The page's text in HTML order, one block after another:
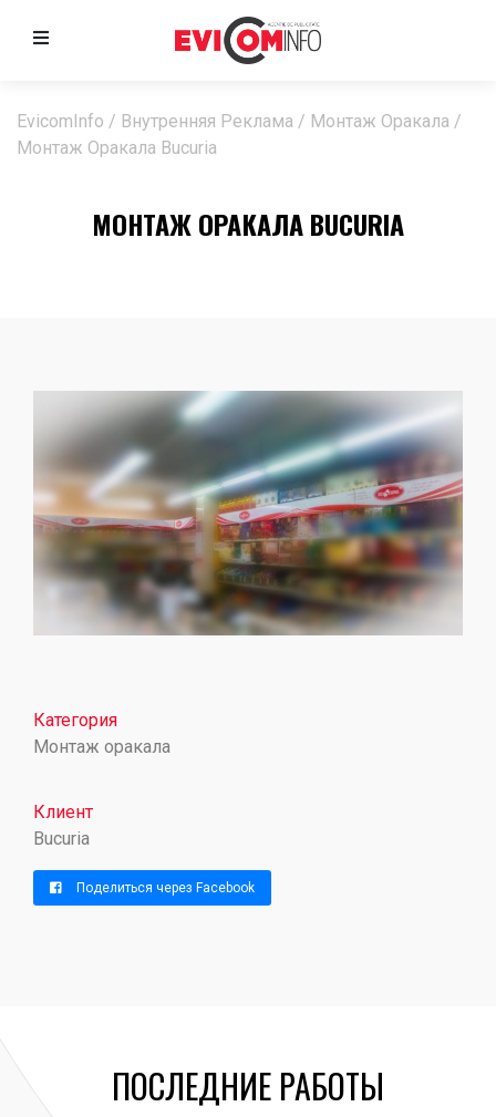
EvicomInfo / Внутренняя Реклама / Монтаж Оракала /
Монтаж Оракала Bucuria
МОНТАЖ ОРАКАЛА BUCURIA
Категория
Монтаж оракала
Клиент
Bucuria
Поделиться через Facebook
ПОСЛЕДНИЕ РАБОТЫ